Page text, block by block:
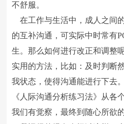
不舒服。
在工作与生活中，成人之间
的互补沟通，可实际中时常有
生。那么如何进行改正和调整
实用的方法，比如：及时判断
我状态，使得沟通能进行下去
《人际沟通分析练习法》从各
我们有觉察，最终到随心所欲的